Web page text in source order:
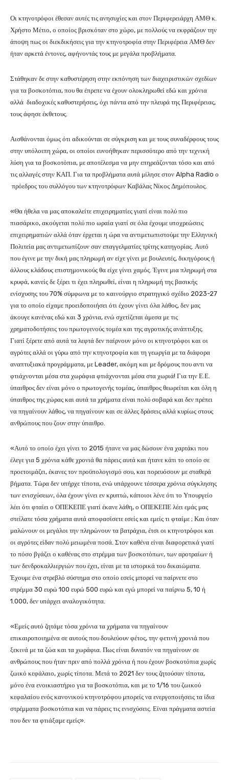
Οι κτηνοτρόφοι έθεσαν αυτές τις ανησυχίες και στον Περιφερειάρχη ΑΜΘ κ.
Χρήστο Μέτιο, ο οποίος βρισκόταν στο χώρο, με πολλούς να εκφράζουν την
άποψη πως οι διεκδικήσεις για την κτηνοτροφία στην Περιφέρεια ΑΜΘ δεν
ήταν αρκετά έντονες, αφήνοντάς τους με μεγάλα προβλήματα.
Στάθηκαν δε στην καθυστέρηση στην εκπόνηση των διαχειριστικών σχεδίων
για τα βοσκοτόπια, που θα έπρεπε να έχουν ολοκληρωθεί εδώ και χρόνια
αλλά διαδοχικές καθυστερήσεις, όχι πάντα από την πλευρά της Περιφέρειας,
τους άφησε έκθετους.
Αισθάνονται όμως ότι αδικούνται σε σύγκριση και με τους συναδέρφους τους
στην υπόλοιπη χώρα, οι οποίοι ευνοήθηκαν περισσότερο από την τεχνική
λύση για τα βοσκοτόπια, με αποτέλεσμα να μην επηρεάζονται τόσο και από
τις αλλαγές στην ΚΑΠ. Για τα προβλήματα αυτά μίλησε στον Alpha Radio ο
πρόεδρος του συλλόγου των κτηνοτρόφων Καβάλας Νίκος Δημόπουλος.
«Θα ήθελα να μας αποκαλείτε επιχειρηματίες γιατί είναι πολύ πιο
πιασάρικο, ακούγεται πολύ πιο ωραία γιατί σε όλα έχουμε υποχρεώσεις
επιχειρηματιών αλλά όταν έρχεται η ώρα να αντιμετωπιστούμε την Ελληνική
Πολιτεία μας αντιμετωπίζουν σαν επαγγελματίες τρίτης κατηγορίας. Αυτό
που έγινε με την δική μας πληρωμή αν είχε γίνει με βουλευτές, δικηγόρους ή
άλλους κλάδους επιστημονικούς θα είχε γίνει χαμός. Έγινε μια πληρωμή στα
κρυφά, κανείς δε ξέρει τι έχει πληρωθεί, είναι η πληρωμή της βασικής
ενίσχυσης του 70% σύμφωνα με το καινούργιο στρατηγικό σχέδιο 2023-27
για το οποίο είχαμε προειδοποιήσει ότι έχουν γίνει όλα λάθος, δεν μας
άκουγε κανένας εδώ και 3 χρόνια, ενώ σχετίζεται άμεσα με τις
χρηματοδοτήσεις του πρωτογενούς τομέα και της αγροτικής ανάπτυξης.
Γιατί ξέρετε από αυτά τα λεφτά δεν παίρνουν μόνο οι κτηνοτρόφοι και οι
αγρότες αλλά οι γύρω από την κτηνοτροφία και τη γεωργία με τα διάφορα
αναπτυξιακά προγράμματα, με Leader, ακόμη και με δρόμους που αντι να
φτιάχνονται μέσα στα χωράφια φτιάχνονται μέσα στα χωριά! Για την Ε.Ε.
ύπαιθρος δεν είναι μόνο ο πρωτογενής τομέας, ύπαιθρος θεωρείται και όλη η
ύπαιθρος της χώρας και αυτά τα χρήματα είναι πολύ σοβαρά και δεν πρέπει
να πηγαίνουν λάθος, να πηγαίνουν και σε άλλες δράσεις αλλά κυρίως στους
ανθρώπους που ζουν στην ύπαιθρο.
«Αυτό το οποίο έχει γίνει το 2015 ήτανε να μας δώσουν ένα χαρτάκι που
έλεγε για 5 χρόνια κάθε χρονιά θα πάρεις αυτά και ήτανε κάτι το οποίο σε
προετοιμάζει, έκανες τον προϋπολογισμό σου, και πορευόσουν με σταθερά
βήματα. Τώρα δεν υπήρχε τίποτα, ενώ υπάρχουνε τέσσερα χρόνια σύγκλησης
των ενισχύσεων, όλα έχουν γίνει εν κρυπτώ, κάποιοι λένε ότι το Υπουργείο
λέει ότι φταίει ο ΟΠΕΚΕΠΕ γιατί έκανε λάθη, ο ΟΠΕΚΕΠΕ λέει εμάς μας
στείλατε τόσα χρήματα αυτά αποφασίσετε εσείς και εμείς τι φταίμε ; Και όταν
μαλώνουν οι μεγάλοι την πληρώνουν τα βατράχια, έτσι οι κτηνοτρόφοι και
οι αγρότες είδαν πολύ μειωμένα ποσά. Στον καθένα είναι διαφορετικά γιατί
το πόσο βγάζει ο καθένας στο στρέμμα των βοσκοτόπων, των αροτραίων ή
των δενδροκαλλιεργιών που έχει, είναι με τα ιστορικά του δικαιώματα.
Έχουμε ένα στρεβλό σύστημα στο οποίο εσείς μπορεί να παίρνετε στο
στρέμμα 30 ευρώ 100 ευρώ 500 ευρώ και εγώ μπορεί να παίρνω 5, 10 ή
1.000, δεν υπάρχει αναλογικότητα.
«Εμείς αυτό ζητάμε τόσα χρόνια τα χρήματα να πηγαίνουν
επικαιροποιημένα σε αυτούς που δουλεύουν φέτος, την φετινή χρονιά που
ξεκινά με τα ζώα και τα χωράφια. Πως είναι δυνατόν να πηγαίνουν σε
ανθρώπους που ήταν πριν από πολλά χρόνια ή που έχουν βοσκοτόπια χωρίς
ζωικό κεφάλαιο, χωρίς τίποτα. Μετά το 2021 δεν τους ζητούσαν τίποτα,
μόνο ένα ενοικιαστήριο για τα βοσκοτόπια, και με το 1/16 του ζωικού
κεφαλαίου ενός κανονικού κτηνοτρόφου μπορείς να ενεργοποιήσεις τα ίδια
στρέμματα βοσκοτόπια και να πάρεις τις ενισχύσεις. Είναι πράγματα αστεία
που δεν τα φτιάξαμε εμείς».